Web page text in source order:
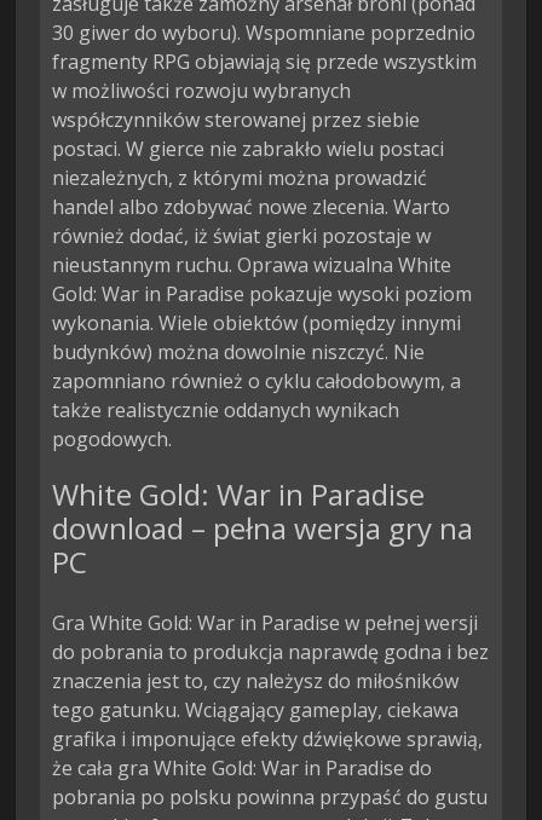
30 giwer do wyboru). Wspomniane poprzednio
fragmenty RPG objawiają się przede wszystkim
w możliwości rozwoju wybranych
współczynników sterowanej przez siebie
postaci. W gierce nie zabrakło wielu postaci
niezależnych, z którymi można prowadzić
handel albo zdobywać nowe zlecenia. Warto
również dodać, iż świat gierki pozostaje w
nieustannym ruchu. Oprawa wizualna White
Gold: War in Paradise pokazuje wysoki poziom
wykonania. Wiele obiektów (pomiędzy innymi
budynków) można dowolnie niszczyć. Nie
zapomniano również o cyklu całodobowym, a
także realistycznie oddanych wynikach
pogodowych.
White Gold: War in Paradise
download – pełna wersja gry na
PC
Gra White Gold: War in Paradise w pełnej wersji
do pobrania to produkcja naprawdę godna i bez
znaczenia jest to, czy należysz do miłośników
tego gatunku. Wciągający gameplay, ciekawa
grafika i imponujące efekty dźwiękowe sprawią,
że cała gra White Gold: War in Paradise do
pobrania po polsku powinna przypaść do gustu